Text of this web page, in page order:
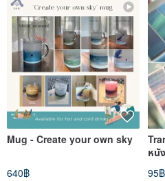
Mug - Create your own sky
640฿
หนั
95฿